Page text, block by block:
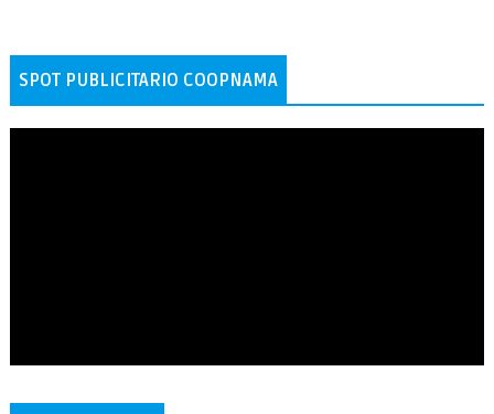
SPOT PUBLICITARIO COOPNAMA